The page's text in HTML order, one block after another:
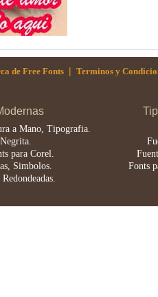
de Free Fonts | Terminos y
a Mano, Tipografia.
para Corel.
Simbolos.
Fonts